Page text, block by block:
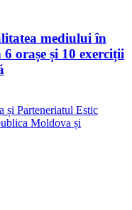
mediului în
orașe și 10 exerciții
și Parteneriatul Estic
Moldova și